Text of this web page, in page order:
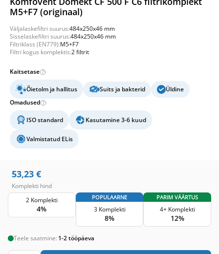
M5+F7 (originaal)
Väljalaskefiltri suurus:484x250x46 mm
Sisselaskefiltri suurus:484x250x46 mm
Filtriklass (EN779):M5+F7
Filtri kogus komplektis:2 filtrit
Kaitsetase
Õietolm ja hallitus Suits ja bakterid
Üldine
Omadused
ISO standard Kasutamine 3-6 kuud
Valmistatud ELis
53,23 €
Komplekti hind
2 Komplekti
4%
POPULAARNE
3 Komplekti
8%
PARIM VÄÄRTUS
4+ Komplekti
12%
Teele saatmine: 1-2 tööpäeva